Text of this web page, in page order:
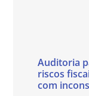
Auditoria
riscos
com